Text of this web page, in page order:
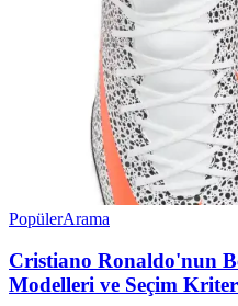
PopülerArama
Cristiano Ronaldo'nun
Modelleri ve Seçim